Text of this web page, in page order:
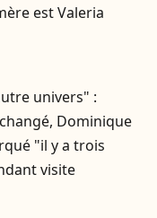
est Valeria
univers" :
Dominique
"il y a trois
visite